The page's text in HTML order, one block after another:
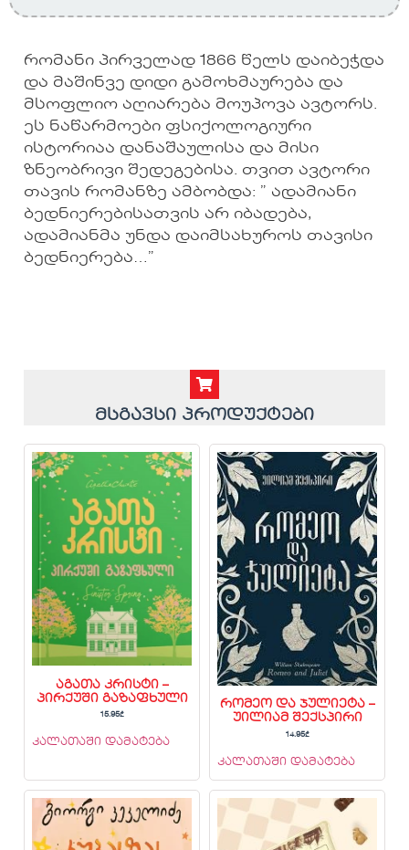
რომანი პირველად 1866 წელს დაიბეჭდა
და მაშინვე დიდი გამოხმაურება და
მსოფლიო აღიარება მოუპოვა ავტორს.
ეს ნაწარმოები ფსიქოლოგიური
ისტორიაა დანაშაულისა და მისი
ზნეობრივი შედეგებისა. თვით ავტორი
თავის რომანზე ამბობდა: ” ადამიანი
ბედნიერებისათვის არ იბადება,
ადამიანმა უნდა დაიმსახუროს თავისი
ბედნიერება…”
მსგავსი პროდუქტები
აგათა კრისტი –
პირქუში გაზაფხული
15.95₾
კალათაში დამატება
რომეო და ჯულიეტა –
უილიამ შექსპირი
14.95₾
კალათაში დამატება